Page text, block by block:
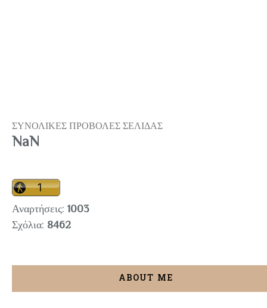
ΣΥΝΟΛΙΚΕΣ ΠΡΟΒΟΛΕΣ ΣΕΛΙΔΑΣ
NaN
Αναρτήσεις: 1003
Σχόλια: 8462
ABOUT ME